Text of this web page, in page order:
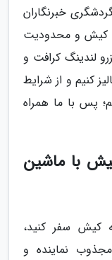
خبرنگاران
کیش و محدودیت
لندینگ کرافت و
کنیم و از شرایط
پس با ما همراه
با ماشین
کیش سفر کنید،
نماینده و